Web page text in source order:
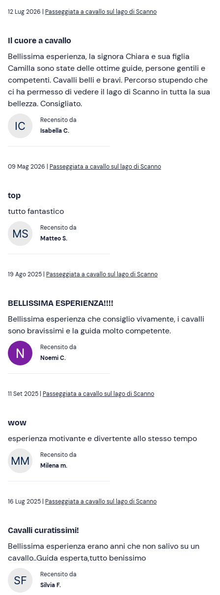
12 Lug 2026 | Passeggiata a cavallo sul lago di Scanno
Il cuore a cavallo
Bellissima esperienza, la signora Chiara e sua figlia
Camilla sono state delle ottime guide, persone gentili e
competenti. Cavalli belli e bravi. Percorso stupendo che
ci ha permesso di vedere il lago di Scanno in tutta la sua
bellezza. Consigliato.
Recensito da
Isabella C.
09 Mag 2026 | Passeggiata a cavallo sul lago di Scanno
top
tutto fantastico
Recensito da
Matteo S.
19 Ago 2025 | Passeggiata a cavallo sul lago di Scanno
BELLISSIMA ESPERIENZA!!!!
Bellissima esperienza che consiglio vivamente, i cavalli
sono bravissimi e la guida molto competente.
Recensito da
Noemi C.
11 Set 2025 | Passeggiata a cavallo sul lago di Scanno
wow
esperienza motivante e divertente allo stesso tempo
Recensito da
Milena m.
16 Lug 2025 | Passeggiata a cavallo sul lago di Scanno
Cavalli curatissimi!
Bellissima esperienza erano anni che non salivo su un
cavallo..Guida esperta,tutto benissimo
Recensito da
Silvia F.